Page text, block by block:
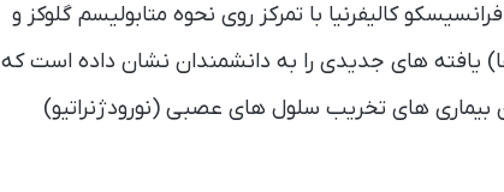
کالیفرنیا با تمرکز روی نحوه متابولیسم گلوکز و
های جدیدی را به دانشمندان نشان داده است که
بیماری های تخریب سلول های عصبی (نورودژنراتیو)